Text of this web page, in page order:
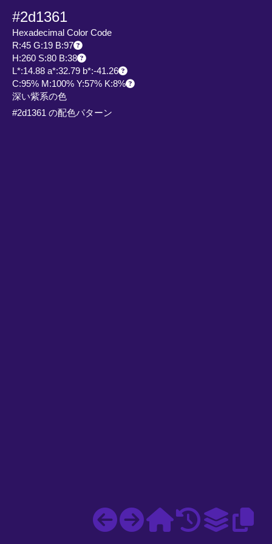
#2d1361
Hexadecimal Color Code
R:45 G:19 B:97
H:260 S:80 B:38
L*:14.88 a*:32.79 b*:-41.26
C:95% M:100% Y:57% K:8%
深い紫系の色
#2d1361 の配色パターン